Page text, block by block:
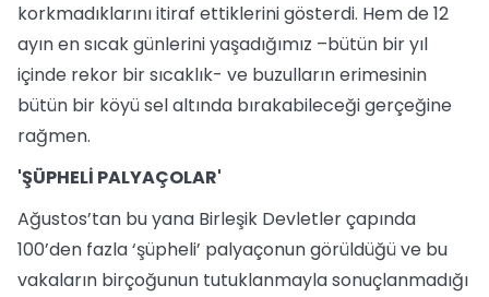
korkmadıklarını itiraf ettiklerini gösterdi. Hem de 12
ayın en sıcak günlerini yaşadığımız –bütün bir yıl
içinde rekor bir sıcaklık- ve buzulların erimesinin
bütün bir köyü sel altında bırakabileceği gerçeğine
rağmen.
'ŞÜPHELİ PALYAÇOLAR'
Ağustos’tan bu yana Birleşik Devletler çapında
100’den fazla ‘şüpheli’ palyaçonun görüldüğü ve bu
vakaların birçoğunun tutuklanmayla sonuçlanmadığı